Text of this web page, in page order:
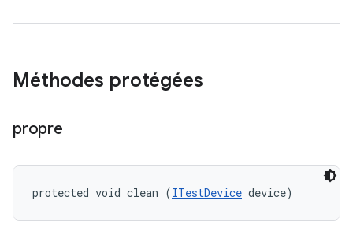
Méthodes protégées
propre
protected void clean (ITestDevice device)